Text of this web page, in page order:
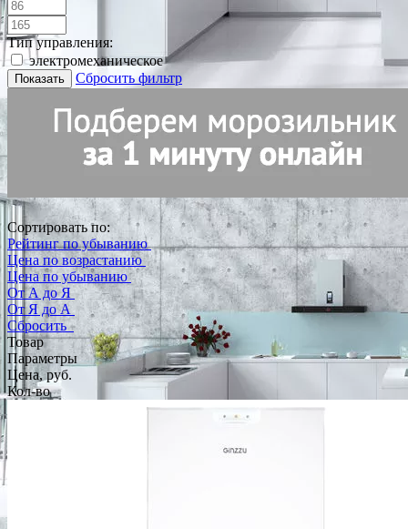
Тип управления:
электромеханическое
Показать Сбросить фильтр
Сортировать по:
Рейтинг по убыванию
Цена по возрастанию
Цена по убыванию
От А до Я
От Я до А
Сбросить
Товар
Параметры
Цена, руб.
Кол-во